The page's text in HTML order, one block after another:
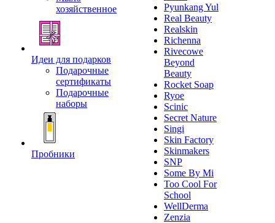
хозяйственное
Идеи для подарков
Подарочные
сертификаты
Подарочные
наборы
Пробники
Pyunkang Yul
Real Beauty
Realskin
Richenna
Rivecowe
Beyond
Beauty
Rocket Soap
Ryoe
Scinic
Secret Nature
Singi
Skin Factory
Skinmakers
SNP
Some By Mi
Too Cool For
School
WellDerma
Zenzia